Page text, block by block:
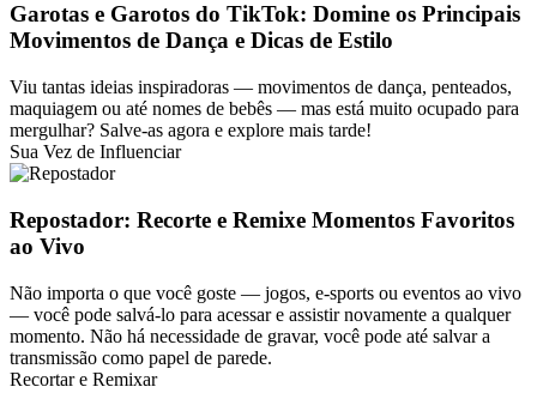
Garotas e Garotos do TikTok: Domine os Principais
Movimentos de Dança e Dicas de Estilo
Viu tantas ideias inspiradoras — movimentos de dança, penteados,
maquiagem ou até nomes de bebês — mas está muito ocupado para
mergulhar? Salve-as agora e explore mais tarde!
Sua Vez de Influenciar
Repostador: Recorte e Remixe Momentos Favoritos
ao Vivo
Não importa o que você goste — jogos, e-sports ou eventos ao vivo
— você pode salvá-lo para acessar e assistir novamente a qualquer
momento. Não há necessidade de gravar, você pode até salvar a
transmissão como papel de parede.
Recortar e Remixar